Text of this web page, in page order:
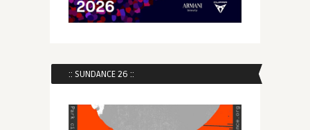
:: SUNDANCE 26 ::